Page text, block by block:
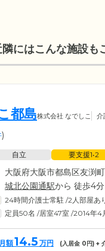
にはこんな施設も
都島株式会社 なでしこ 介
)
自立 要支援1•2
大阪府大阪市都島区友渕
城北公園通駅から 徒歩4分
24時間介護士常駐 /2人部屋あ
定員50名 /居室47室 /2014年4
月額14.5 万円 (入居金 0 円) +